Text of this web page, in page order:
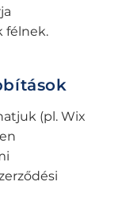
félnek.
(pl. Wix